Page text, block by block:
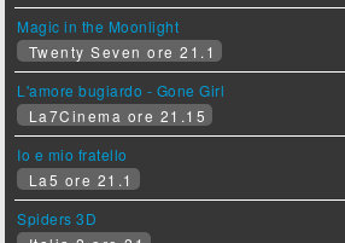
Magic in the Moonlight
Twenty Seven ore 21.1
L'amore bugiardo - Gone Girl
La7Cinema ore 21.15
Io e mio fratello
La5 ore 21.1
Spiders 3D